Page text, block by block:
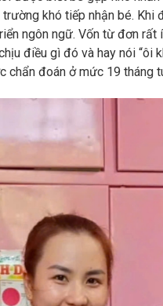
khó tiếp nhận bé. Khi
ngôn ngữ. Vốn từ đơn
điều gì đó và hay nói “ôi
chẩn đoán ở mức 19 tháng